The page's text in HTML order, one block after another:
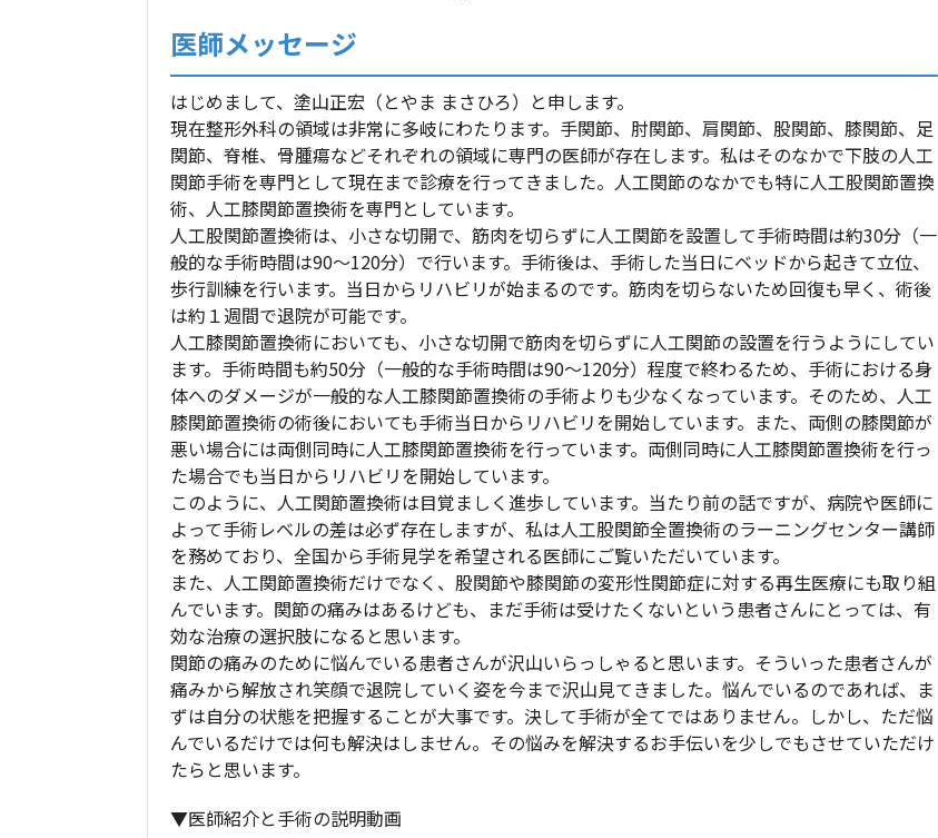
医師メッセージ
はじめまして、塗山正宏（とやま まさひろ）と申します。
現在整形外科の領域は非常に多岐にわたります。手関節、肘関節、肩関節、股関節、膝関節、足
関節、脊椎、骨腫瘍などそれぞれの領域に専門の医師が存在します。私はそのなかで下肢の人工
関節手術を専門として現在まで診療を行ってきました。人工関節のなかでも特に人工股関節置換
術、人工膝関節置換術を専門としています。
人工股関節置換術は、小さな切開で、筋肉を切らずに人工関節を設置して手術時間は約30分（一
般的な手術時間は90～120分）で行います。手術後は、手術した当日にベッドから起きて立位、
歩行訓練を行います。当日からリハビリが始まるのです。筋肉を切らないため回復も早く、術後
は約１週間で退院が可能です。
人工膝関節置換術においても、小さな切開で筋肉を切らずに人工関節の設置を行うようにしてい
ます。手術時間も約50分（一般的な手術時間は90～120分）程度で終わるため、手術における身
体へのダメージが一般的な人工膝関節置換術の手術よりも少なくなっています。そのため、人工
膝関節置換術の術後においても手術当日からリハビリを開始しています。また、両側の膝関節が
悪い場合には両側同時に人工膝関節置換術を行っています。両側同時に人工膝関節置換術を行っ
た場合でも当日からリハビリを開始しています。
このように、人工関節置換術は目覚ましく進歩しています。当たり前の話ですが、病院や医師に
よって手術レベルの差は必ず存在しますが、私は人工股関節全置換術のラーニングセンター講師
を務めており、全国から手術見学を希望される医師にご覧いただいています。
また、人工関節置換術だけでなく、股関節や膝関節の変形性関節症に対する再生医療にも取り組
んでいます。関節の痛みはあるけども、まだ手術は受けたくないという患者さんにとっては、有
効な治療の選択肢になると思います。
関節の痛みのために悩んでいる患者さんが沢山いらっしゃると思います。そういった患者さんが
痛みから解放され笑顔で退院していく姿を今まで沢山見てきました。悩んでいるのであれば、ま
ずは自分の状態を把握することが大事です。決して手術が全てではありません。しかし、ただ悩
んでいるだけでは何も解決はしません。その悩みを解決するお手伝いを少しでもさせていただけ
たらと思います。
▼医師紹介と手術の説明動画